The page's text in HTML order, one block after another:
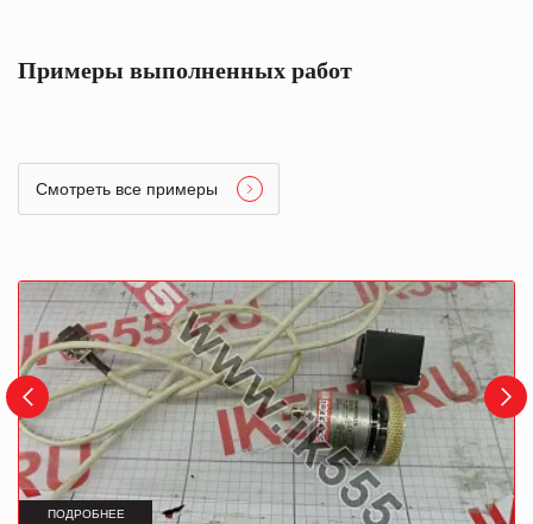
Примеры выполненных работ
Смотреть все примеры
ПОДРОБНЕЕ